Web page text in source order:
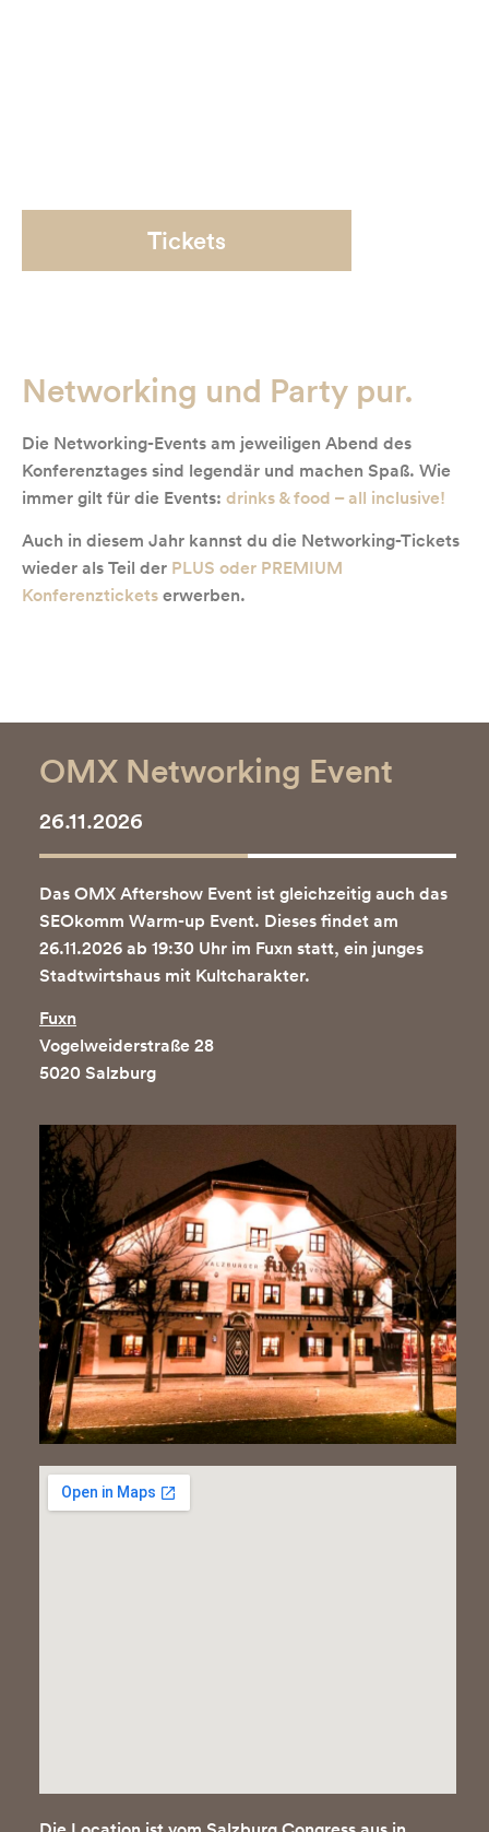
Tickets
Networking und Party pur.
Die Networking-Events am jeweiligen Abend des
Konferenztages sind legendär und machen Spaß. Wie
immer gilt für die Events: drinks & food – all inclusive!
Auch in diesem Jahr kannst du die Networking-Tickets
wieder als Teil der PLUS oder PREMIUM
Konferenzticketserwerben.
OMX Networking Event
26.11.2026
Das OMX Aftershow Event ist gleichzeitig auch das
SEOkomm Warm-up Event. Dieses findet am
26.11.2026 ab 19:30 Uhr im Fuxn statt, ein junges
Stadtwirtshaus mit Kultcharakter.
Fuxn
Vogelweiderstraße 28
5020 Salzburg